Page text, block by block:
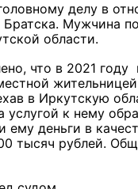
делу в
Мужчина
области.
что в 2021
в Иркутскую
к нему
ему деньги в
тысяч рублей.